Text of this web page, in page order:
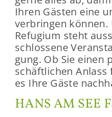
Ihren Gäs­ten eine
ver­brin­gen kön­nen.
Refugium steht
schlos­se­ne
gung. Ob Sie einen
schäft­li­chen
es Ihre Gäste
HANS AM SEE